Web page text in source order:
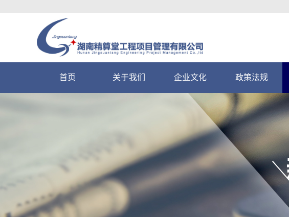
首页 关于我们 企业文化 政策法规